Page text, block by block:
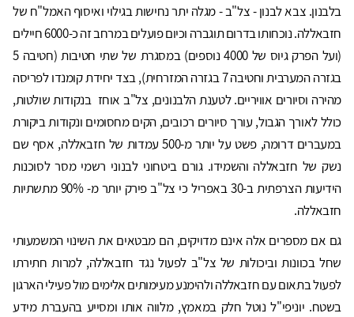
בלבנון. צבא לבנון - צל"ב - מגלה יתר נחישות בגילוי ואיסוף האמל"ח של
חזבאללה. נוכחותו בדרום תוגברה וכיום פועלים במרחב זה כ-6000 חיילים
(ועל הפרק גיוס של 4000 נוספים) במסגרת של שתי חטיבות (חטיבה 5
בגזרה המערבית וחטיבה 7 בגזרה המזרחית), בצד יחידת קומנדו לפריסה
מהירה וסיורים אוויריים. לטענת הלבנונים, צל"ב אוחז בנקודות שולטות,
כולל לאורך הגבול, עורך סיורים רכובים, הקים מחסומים ונקודות ביקורת
במעברים דרומה, פשט על יותר מ-500 עמדות של חזבאללה, אסף שם
נשק של חזבאללה והשמידו. גורם ביטחוני לבנוני רשמי מסר לסוכנות
הידיעות הצרפתית ב-30 באפריל כי צל"ב פירק יותר מ- 90% מתשתיות
חזבאללה.
גם אם מספרים אלה אינם מדויקים, הם מבטאים את השינוי המשמעותי
שחל בכוונות וביכולות של צל"ב לפעול נגד חזבאללה, למרות חתירתו
לפעול בתאום עם חזבאללה ולהימנע מעימותים אלימים מול פעילי הארגון
בשטח. יוניפי"ל נוטל חלק במאמץ, מלווה אותו ומסייע בהעברת מידע